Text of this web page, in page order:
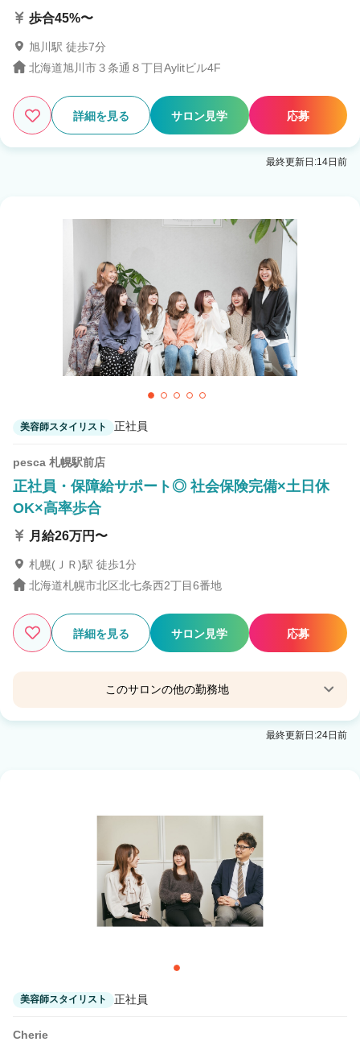
歩合45%〜
旭川駅 徒歩7分
北海道旭川市３条通８丁目Aylitビル4F
詳細を見る サロン見学 応募
最終更新日:14日前
美容師スタイリスト 正社員
pesca 札幌駅前店
正社員・保障給サポート◎ 社会保険完備×土日休
OK×高率歩合
月給26万円〜
札幌(ＪＲ)駅 徒歩1分
北海道札幌市北区北七条西2丁目6番地
詳細を見る サロン見学 応募
このサロンの他の勤務地
pesca 札幌大通店 【ペスカ】
大谷地駅 車15分
南平岸駅 徒歩1分
最終更新日:24日前
美容師スタイリスト 正社員
Cherie